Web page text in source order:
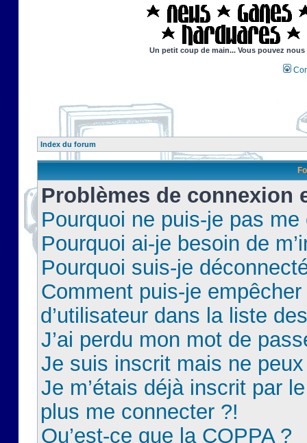
Un petit coup de main... Vous pouvez
Index du forum
Problèmes de connexion
Pourquoi ne puis-je pas
Pourquoi ai-je besoin de
Pourquoi suis-je
Comment puis-je
d’utilisateur dans la liste
J’ai perdu mon mot de
Je suis inscrit mais ne
Je m’étais déjà inscrit par
plus me connecter ?!
Qu’est-ce que la COPPA ?